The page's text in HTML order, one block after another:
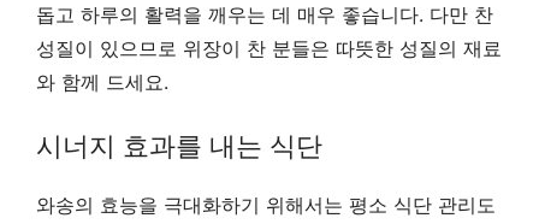
돕고 하루의 활력을 깨우는 데 매우 좋습니다. 다만 찬
성질이 있으므로 위장이 찬 분들은 따뜻한 성질의 재료
와 함께 드세요.
시너지 효과를 내는 식단
와송의 효능을 극대화하기 위해서는 평소 식단 관리도